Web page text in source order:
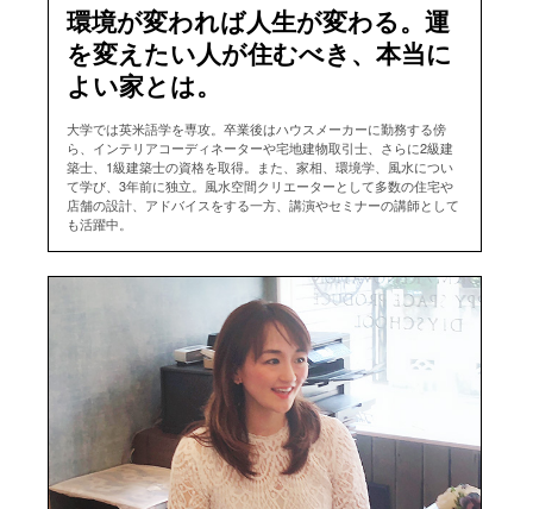
環境が変われば人生が変わる。運
を変えたい人が住むべき、本当に
よい家とは。
大学では英米語学を専攻。卒業後はハウスメーカーに勤務する傍
ら、インテリアコーディネーターや宅地建物取引士、さらに2級建
築士、1級建築士の資格を取得。また、家相、環境学、風水につい
て学び、3年前に独立。風水空間クリエーターとして多数の住宅や
店舗の設計、アドバイスをする一方、講演やセミナーの講師として
も活躍中。